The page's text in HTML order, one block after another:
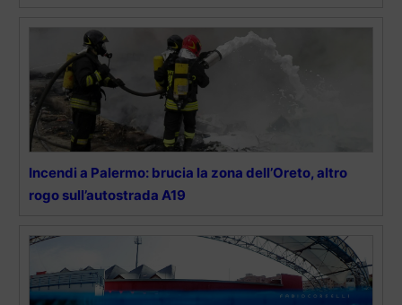
Incendi a Palermo: brucia la zona dell’Oreto, altro
rogo sull’autostrada A19